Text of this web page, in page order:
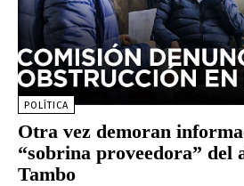
POLÍTICA
Otra vez demoran
“sobrina proveedora” del
Tambo